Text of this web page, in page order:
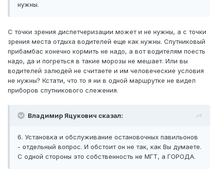
нужны.
С точки зрения диспетчеризации может и не нужны, а с точки
зрения места отдыха водителей еще как нужны. Спутниковый
прибамбас конечно кормить не надо, а вот водителям поесть
надо, да и погреться в такие морозы не мешает. Или вы
водителей залюдей не считаете и им человеческие условия
не нужны? Кстати, что то я ни в одной маршрутке не видел
приборов спутникового слежения.
Владимир Яцукович сказал:
6. Установка и обслуживание остановочных павильонов
- отдельный вопрос. И обстоит он не так, как Вы думаете.
С одной стороны это собственность не МГТ, а ГОРОДА.